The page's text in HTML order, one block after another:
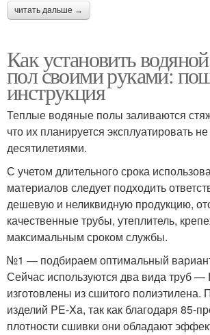
читать дальше →
Как установить
пол своими руками:
инструкция
Теплые водяные полы заливаются
что их планируется эксплуатировать
десятилетиями.
С учетом длительного срока
материалов следует подходить
дешевую и неликвидную продукцию,
качественные трубы, утеплитель,
максимальным сроком службы.
№1 — подбираем оптимальный
Сейчас используются два вида труб —
изготовлены из сшитого полиэтилена.
изделий PE-Xa, так как благодаря 85-
плотности сшивки они обладают